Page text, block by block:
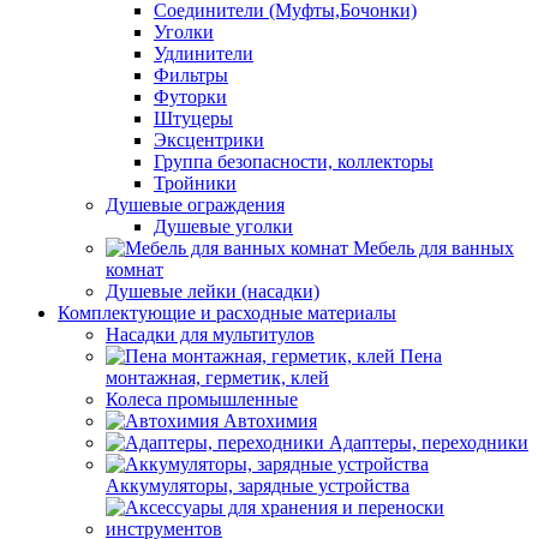
Соединители (Муфты,Бочонки)
Уголки
Удлинители
Фильтры
Футорки
Штуцеры
Эксцентрики
Группа безопасности, коллекторы
Тройники
Душевые ограждения
Душевые уголки
Мебель для ванных
комнат
Душевые лейки (насадки)
Комплектующие и расходные материалы
Насадки для мультитулов
Пена
монтажная, герметик, клей
Колеса промышленные
Автохимия
Адаптеры, переходники
Аккумуляторы, зарядные устройства